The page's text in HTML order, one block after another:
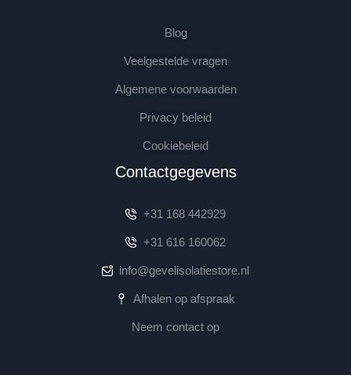
Blog
Veelgestelde vragen
Algemene voorwaarden
Privacy beleid
Cookiebeleid
Contactgegevens
+31 168 442929
+31 616 160062
info@gevelisolatiestore.nl
Afhalen op afspraak
Neem contact op